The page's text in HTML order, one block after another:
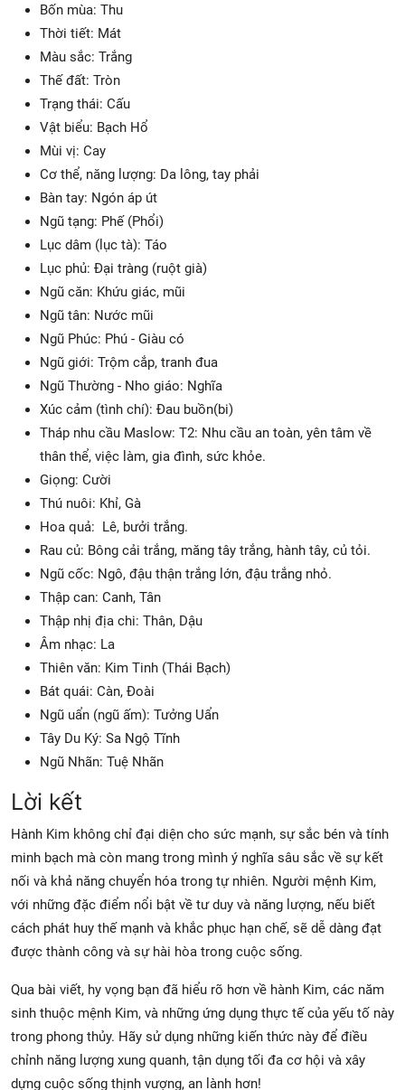
Bốn mùa: Thu
Thời tiết: Mát
Màu sắc: Trắng
Thế đất: Tròn
Trạng thái: Cấu
Vật biểu: Bạch Hổ
Mùi vị: Cay
Cơ thể, năng lượng: Da lông, tay phải
Bàn tay: Ngón áp út
Ngũ tạng: Phế (Phổi)
Lục dâm (lục tà): Táo
Lục phủ: Đại tràng (ruột già)
Ngũ căn: Khứu giác, mũi
Ngũ tân: Nước mũi
Ngũ Phúc: Phú - Giàu có
Ngũ giới: Trộm cắp, tranh đua
Ngũ Thường - Nho giáo: Nghĩa
Xúc cảm (tình chí): Đau buồn(bi)
Tháp nhu cầu Maslow: T2: Nhu cầu an toàn, yên tâm về
thân thể, việc làm, gia đình, sức khỏe.
Giọng: Cười
Thú nuôi: Khỉ, Gà
Hoa quả: Lê, bưởi trắng.
Rau củ: Bông cải trắng, măng tây trắng, hành tây, củ tỏi.
Ngũ cốc: Ngô, đậu thận trắng lớn, đậu trắng nhỏ.
Thập can: Canh, Tân
Thập nhị địa chi: Thân, Dậu
Âm nhạc: La
Thiên văn: Kim Tinh (Thái Bạch)
Bát quái: Càn, Đoài
Ngũ uẩn (ngũ ấm): Tưởng Uẩn
Tây Du Ký: Sa Ngộ Tĩnh
Ngũ Nhãn: Tuệ Nhãn
Lời kết
Hành Kim không chỉ đại diện cho sức mạnh, sự sắc bén và tính
minh bạch mà còn mang trong mình ý nghĩa sâu sắc về sự kết
nối và khả năng chuyển hóa trong tự nhiên. Người mệnh Kim,
với những đặc điểm nổi bật về tư duy và năng lượng, nếu biết
cách phát huy thế mạnh và khắc phục hạn chế, sẽ dễ dàng đạt
được thành công và sự hài hòa trong cuộc sống.
Qua bài viết, hy vọng bạn đã hiểu rõ hơn về hành Kim, các năm
sinh thuộc mệnh Kim, và những ứng dụng thực tế của yếu tố này
trong phong thủy. Hãy sử dụng những kiến thức này để điều
chỉnh năng lượng xung quanh, tận dụng tối đa cơ hội và xây
dựng cuộc sống thịnh vượng, an lành hơn!